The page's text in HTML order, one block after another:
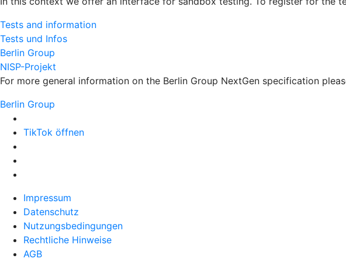
Tests and information
Tests und Infos
Berlin Group
NISP-Projekt
For more general information on the Berlin Group NextGen specification
Berlin Group
TikTok öffnen
Impressum
Datenschutz
Nutzungsbedingungen
Rechtliche Hinweise
AGB